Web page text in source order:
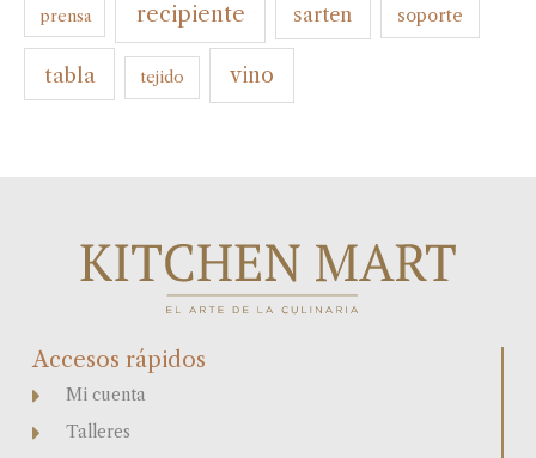
prensa recipiente sarten soporte
tabla tejido vino
Accesos rápidos
Mi cuenta
Talleres